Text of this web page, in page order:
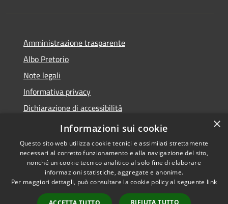
Amministrazione trasparente
Albo Pretorio
Note legali
Informativa privacy
Dichiarazione di accessibilità
Obiettivi di accessibilità
Accessibilità
Copyright © 2026 • Comune di
San Giorgio Bigarello •
Powered byMunicipium
×
Informazioni sui cookie
Questo sito web utilizza cookie tecnici e assimilati strettamente
necessari al corretto funzionamento e alla navigazione del sito,
nonché un cookie tecnico analitico al solo fine di elaborare
informazioni statistiche, aggregate e anonime.
Per maggiori dettagli, può consultare la cookie policy al seguente link
RIFIUTA TUTTO